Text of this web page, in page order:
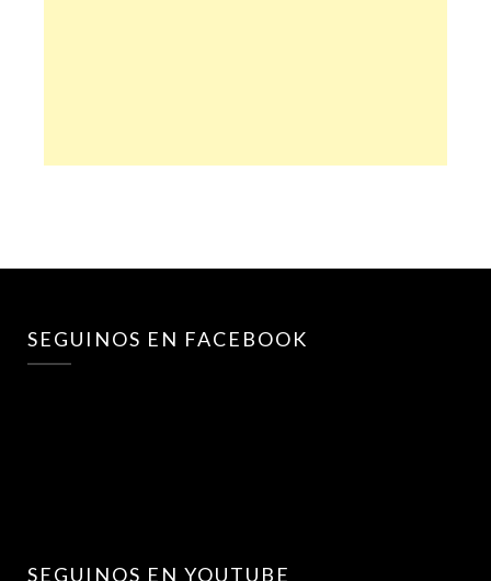
SEGUINOS EN FACEBOOK
SEGUINOS EN YOUTUBE